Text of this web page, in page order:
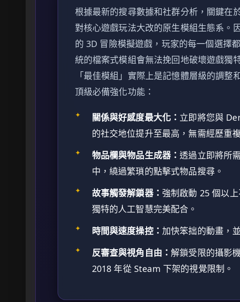
根據最新的搜尋數據和社群分析，關鍵在
對核心遊戲玩法大改的原生模組生態系。
的 3D 冒險模擬遊戲，玩家的每一個選擇
統的檔案式模組會無法挽回地破壞遊戲獨
「最佳模組」實際上是記憶體層級的調
頂級必備強化功能：
✦ 關係與好感度最大化： 立即將您與
的社交地位提升至最高，無需經歷重
✦ 物品欄與物品生成器：透過立即將所
中，繞過繁瑣的點擊式物品搜尋。
✦ 故事觸發解鎖器： 強制啟動 25 個以
獨特的人工智慧完美配合。
✦ 時間與速度操控： 加快笨拙的動畫，
✦ 反審查與視角自由：解鎖受限的攝影
2018 年從 Steam 下架的視覺限制。